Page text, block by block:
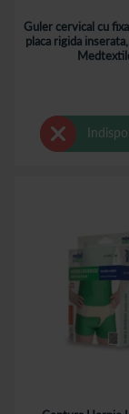
Guler cervical cu
placa rigida